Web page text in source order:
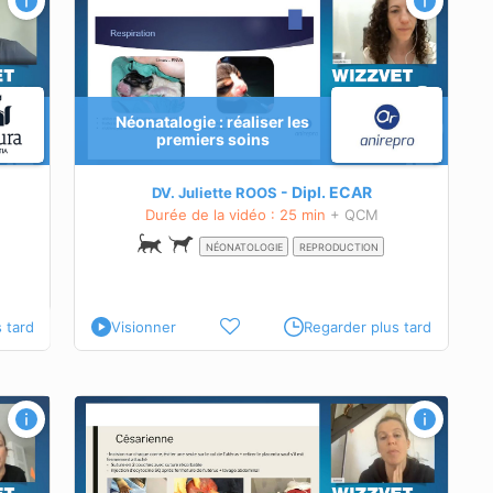
tard
Néonatalogie : réaliser les
premiers soins
DV. Juliette ROOS Dipl. ECAR
Durée de la vidéo : 25 min + QCM
NÉONATOLOGIE REPRODUCTION
Visionner Regarder plus tard